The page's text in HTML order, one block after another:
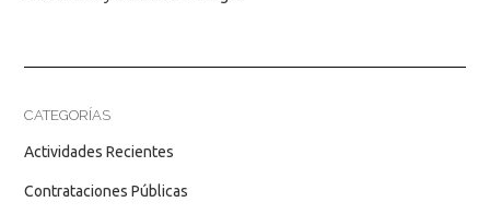
CATEGORÍAS
Actividades Recientes
Contrataciones Públicas